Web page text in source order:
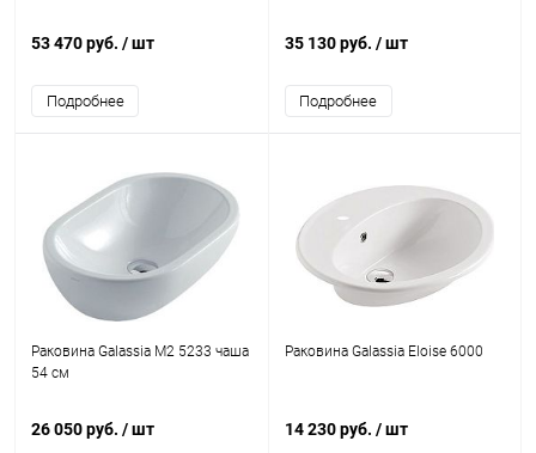
53 470 руб. / шт
Подробнее
35 130 руб. / шт
Подробнее
Раковина Galassia M2 5233 чаша
54 см
26 050 руб. / шт
Раковина Galassia Eloise 6000
14 230 руб. / шт